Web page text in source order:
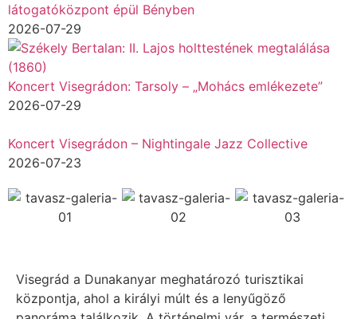
látogatóközpont épül Bényben
2026-07-29
Koncert Visegrádon: Tarsoly – „Mohács emlékezete”
2026-07-29
Koncert Visegrádon – Nightingale Jazz Collective
2026-07-23
Visegrád a Dunakanyar meghatározó turisztikai
központja, ahol a királyi múlt és a lenyűgöző